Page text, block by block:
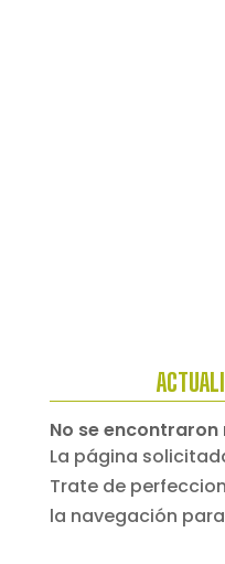
No se
La página
Trate de
la navegación